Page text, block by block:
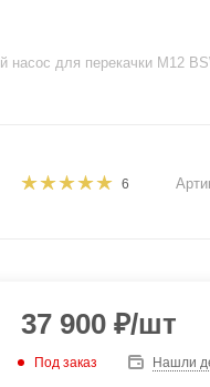
насос для перекачки M12
6
37 900₽/шт
Под заказ Нашли